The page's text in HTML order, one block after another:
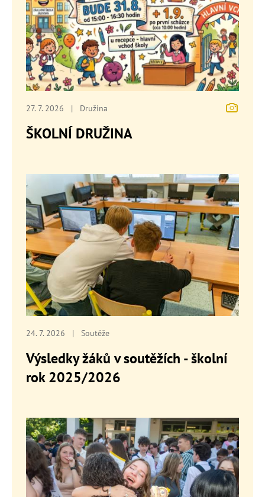
27. 7. 2026 | Družina
ŠKOLNÍ DRUŽINA
24. 7. 2026 | Soutěže
Výsledky žáků v soutěžích - školní
rok 2025/2026